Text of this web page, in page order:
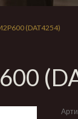
(DAT4254)